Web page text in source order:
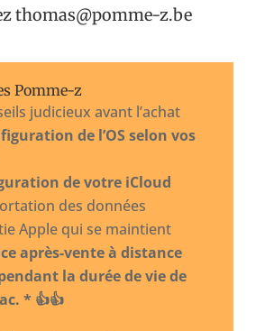
thomas@pomme-z.be
Pomme-z
judicieux avant l’achat
de l’OS selon vos
de votre iCloud
des données
Apple qui se maintient
après-vente à distance
la durée de vie de
* 👍👍